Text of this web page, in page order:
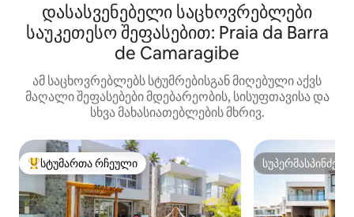
დასასვენებელი საცხოვრებლები
საუკეთესო შეფასებით: Praia da Barra
de Camaragibe
ამ საცხოვრებლებს სტუმრებისგან მიღებული აქვს
მაღალი შეფასებები მდებარეობის, სისუფთავისა და
სხვა მახასიათებლების მხრივ.
სტუმართა რჩეული მოწინავე ვარიანტი
სტუმართა რჩეული